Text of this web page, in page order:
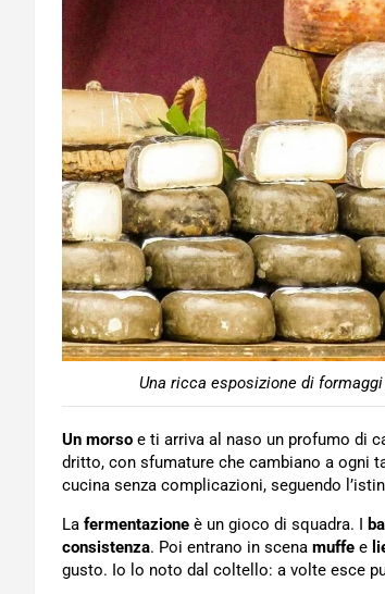
Una ricca esposizione di
Un morso e ti arriva al naso un profumo di
dritto, con sfumature che cambiano a ogni
cucina senza complicazioni, seguendo
La fermentazione è un gioco di squadra. I
consistenza. Poi entrano in scena muffe e
gusto. Io lo noto dal coltello: a volte esce